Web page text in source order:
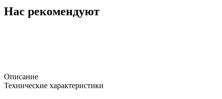
Нас рекомендуют
Описание
Технические характеристики